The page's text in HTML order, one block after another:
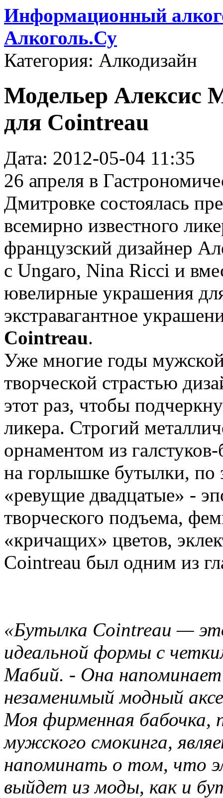
Информационный
Алкоголь.Су
Категория: Алкодизайн
Модельер Алексис
для Cointreau
Дата: 2012-05-04 11:35
26 апреля в
Дмитровке состоялась
всемирно известного
французский дизайнер
с Ungaro, Nina Ricci и
ювелирные украшения
экстравагантное
Cointreau.
Уже многие годы мужской
творческой страстью
этот раз, чтобы
ликера. Строгий
орнаментом из
на горлышке бутылки, по
«ревущие двадцатые» -
творческого подъема,
«кричащих» цветов,
Cointreau был одним из
«Бутылка Cointreau —
идеальной формы с
Мабий. - Она
незаменимый модный
Моя фирменная бабочка,
мужского смокинга,
напоминать о том, что
выйдет из моды, как и